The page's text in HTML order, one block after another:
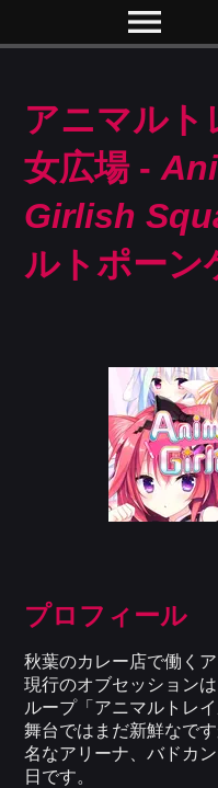
menu
アニマル
女広場 -
Girlish
ルトポーン
プロフィール
秋葉のカレー店で働くア
現行のオブセッション
ループ「アニマルトレ
舞台ではまだ新鮮なで
名なアリーナ、バドカ
日です。